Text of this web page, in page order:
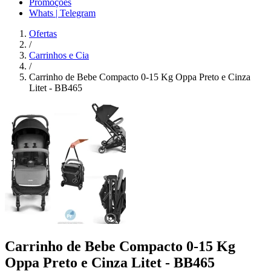
Whats | Telegram
Ofertas
/
Carrinhos e Cia
/
Carrinho de Bebe Compacto 0-15 Kg Oppa Preto e Cinza
Litet - BB465
Carrinho de Bebe Compacto 0-15 Kg
Oppa Preto e Cinza Litet - BB465